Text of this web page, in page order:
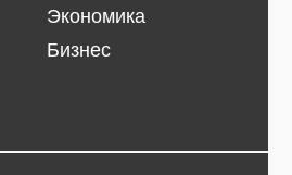
Экономика
Бизнес